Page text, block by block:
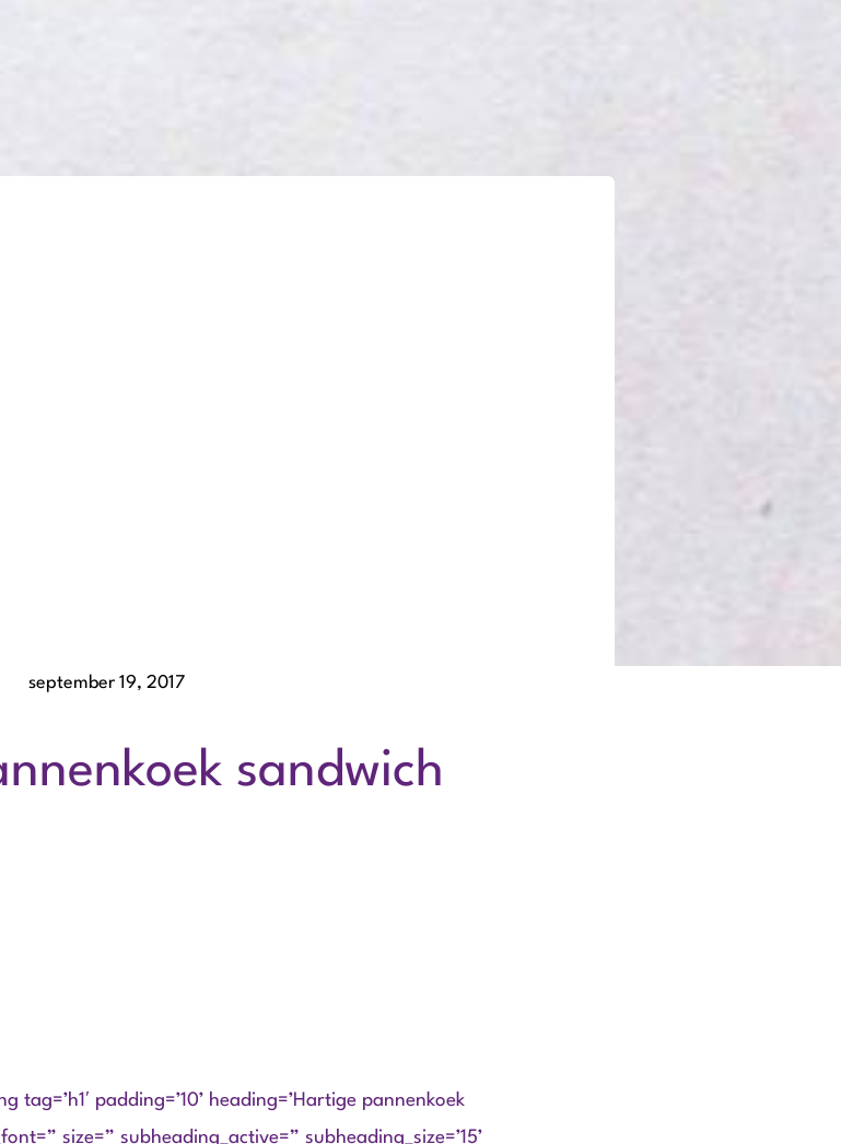
september 19, 2017
sandwich
tag=’h1′ padding=’10’ heading=’Hartige pannenkoek
size=” subheading_active=” subheading_size=’15’